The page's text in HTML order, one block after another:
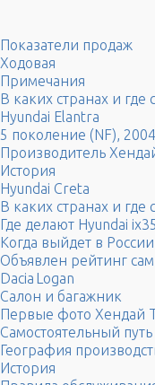
Показатели продаж
Ходовая
Примечания
В каких странах и
Hyundai Elantra
5 поколение (NF),
Производитель
История
Hyundai Creta
В каких странах и
Где делают Hyundai ix35
Когда выйдет в России
Объявлен рейтинг
Dacia Logan
Салон и багажник
Первые фото Хендай
Самостоятельный
География
История